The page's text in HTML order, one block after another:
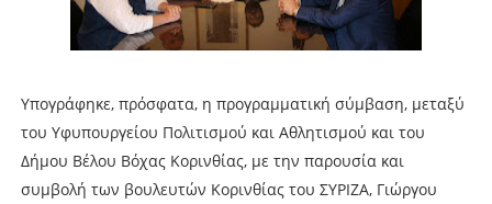
Υπογράφηκε, πρόσφατα, η προγραμματική σύμβαση, μεταξύ
του Υφυπουργείου Πολιτισμού και Αθλητισμού και του
Δήμου Βέλου Βόχας Κορινθίας, με την παρουσία και
συμβολή των βουλευτών Κορινθίας του ΣΥΡΙΖΑ, Γιώργου